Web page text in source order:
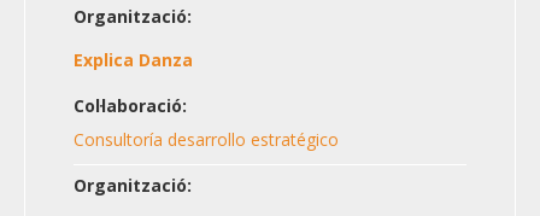
Organització:
Explica Danza
Col·laboració:
Consultoría desarrollo estratégico
Organització: